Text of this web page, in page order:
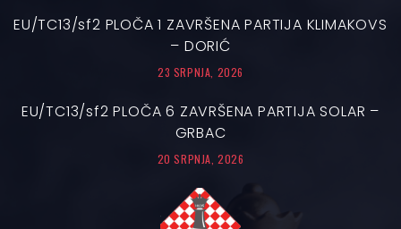
EU/TC13/sf2 PLOČA 1 ZAVRŠENA PARTIJA KLIMAKOVS
– DORIĆ
23 SRPNJA, 2026
EU/TC13/sf2 PLOČA 6 ZAVRŠENA PARTIJA SOLAR –
GRBAC
20 SRPNJA, 2026